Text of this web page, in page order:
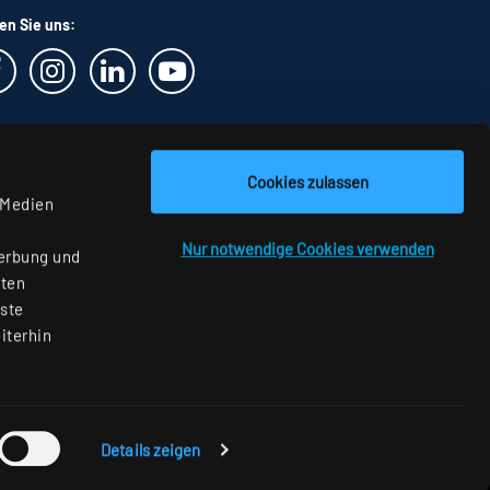
und
Details zeigen
Cookies zulassen
Nur notwendige Cookies verwenden
Sie uns: